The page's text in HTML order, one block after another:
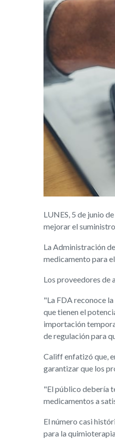
LUNES, 5 de junio
mejorar el
La Administración
medicamento para
Los proveedores de
"La FDA reconoce
que tienen el
importación
de regulación para
Califf enfatizó que,
garantizar que los
"El público debería
medicamentos a
El número casi
para la